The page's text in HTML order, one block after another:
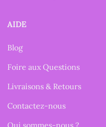
AIDE
Blog
Foire aux Questions
Livraisons & Retours
Contactez-nous
Qui sommes-nous ?